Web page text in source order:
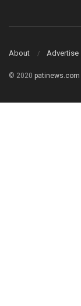
About Advertise
© 2020 patinews.com